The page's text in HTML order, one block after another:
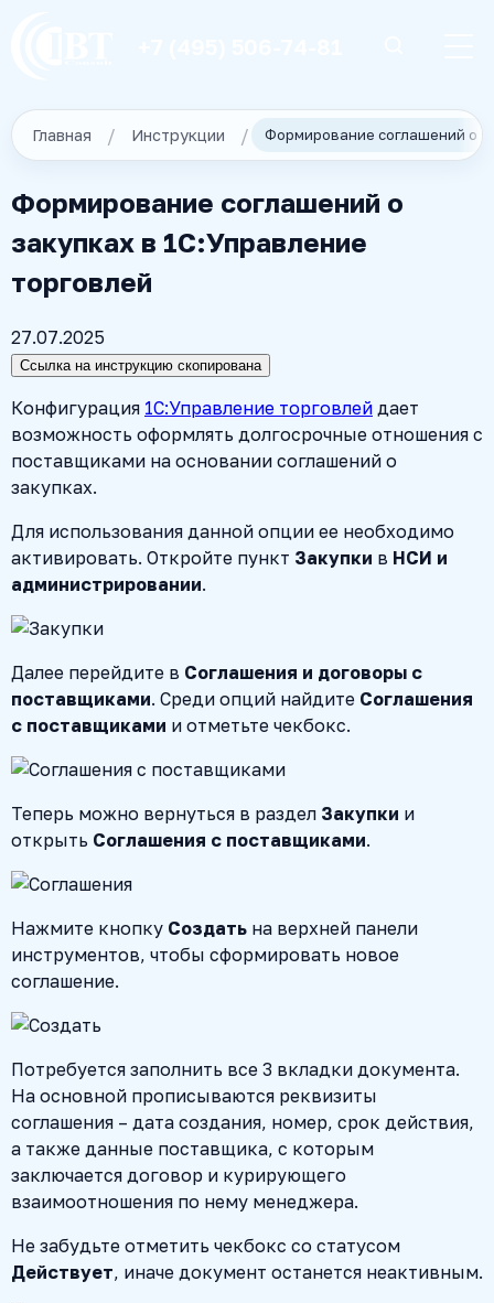
Главная Инструкции
Формирование соглашений о
закупках в 1С:Управление
торговлей
27.07.2025
Ссылка на инструкцию скопирована
Конфигурация 1С:Управление торговлей дает
возможность оформлять долгосрочные отношения с
поставщиками на основании соглашений о
закупках.
Для использования данной опции ее необходимо
активировать. Откройте пункт Закупки в НСИ и
администрировании.
Далее перейдите в Соглашения и договоры с
поставщиками. Среди опций найдите Соглашения
с поставщиками и отметьте чекбокс.
Теперь можно вернуться в раздел Закупки и
открыть Соглашения с поставщиками.
Нажмите кнопку Создать на верхней панели
инструментов, чтобы сформировать новое
соглашение.
Потребуется заполнить все 3 вкладки документа.
На основной прописываются реквизиты
соглашения – дата создания, номер, срок действия,
а также данные поставщика, с которым
заключается договор и курирующего
взаимоотношения по нему менеджера.
Не забудьте отметить чекбокс со статусом
Действует, иначе документ останется неактивным.